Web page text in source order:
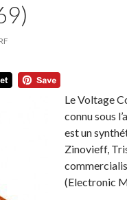
Le Voltage
connu sous
est un
Zinovieff,
(Electronic